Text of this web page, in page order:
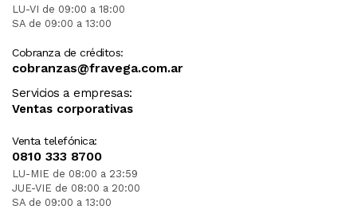
LU-VI de 09:00 a 18:00
SA de 09:00 a 13:00
Cobranza de créditos:
cobranzas@fravega.com.ar
Servicios a empresas:
Ventas corporativas
Venta telefónica:
0810 333 8700
LU-MIE de 08:00 a 23:59
JUE-VIE de 08:00 a 20:00
SA de 09:00 a 13:00